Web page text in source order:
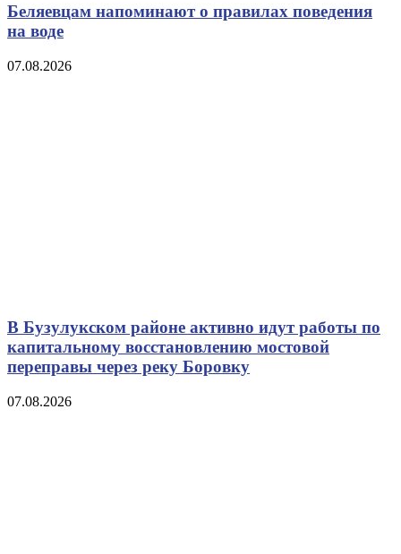
Беляевцам напоминают о правилах поведения
на воде
07.08.2026
В Бузулукском районе активно идут работы по
капитальному восстановлению мостовой
переправы через реку Боровку
07.08.2026